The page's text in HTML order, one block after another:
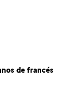
de francés